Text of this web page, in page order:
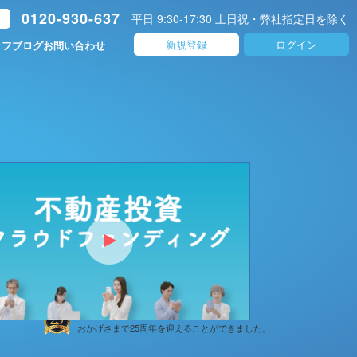
0120-930-637 平日 9:30-17:30 土日祝・弊社指定日を除く
ブログお問い合わせ 新規登録 ログイン
株式会社日本プロパティシステムズは、
おかげさまで25周年を迎えることができました。